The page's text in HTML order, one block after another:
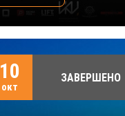
10
окт
ЗАВЕРШЕНО